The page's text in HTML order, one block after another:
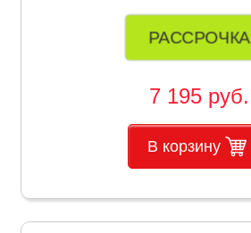
РАССРОЧКА
7 195 руб.
В корзину